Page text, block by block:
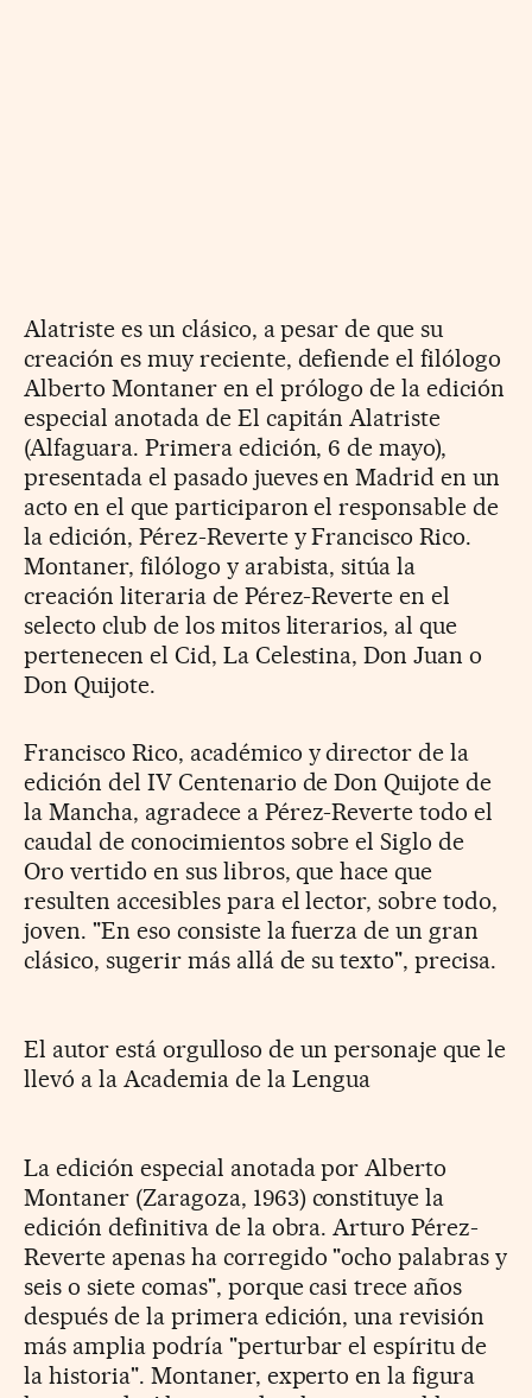
Alatriste es un clásico, a pesar de que su
creación es muy reciente, defiende el filólogo
Alberto Montaner en el prólogo de la edición
especial anotada de El capitán Alatriste
(Alfaguara. Primera edición, 6 de mayo),
presentada el pasado jueves en Madrid en un
acto en el que participaron el responsable de
la edición, Pérez-Reverte y Francisco Rico.
Montaner, filólogo y arabista, sitúa la
creación literaria de Pérez-Reverte en el
selecto club de los mitos literarios, al que
pertenecen el Cid, La Celestina, Don Juan o
Don Quijote.
Francisco Rico, académico y director de la
edición del IV Centenario de Don Quijote de
la Mancha, agradece a Pérez-Reverte todo el
caudal de conocimientos sobre el Siglo de
Oro vertido en sus libros, que hace que
resulten accesibles para el lector, sobre todo,
joven. "En eso consiste la fuerza de un gran
clásico, sugerir más allá de su texto", precisa.
El autor está orgulloso de un personaje que le
llevó a la Academia de la Lengua
La edición especial anotada por Alberto
Montaner (Zaragoza, 1963) constituye la
edición definitiva de la obra. Arturo Pérez-
Reverte apenas ha corregido "ocho palabras y
seis o siete comas", porque casi trece años
después de la primera edición, una revisión
más amplia podría "perturbar el espíritu de
la historia". Montaner, experto en la figura